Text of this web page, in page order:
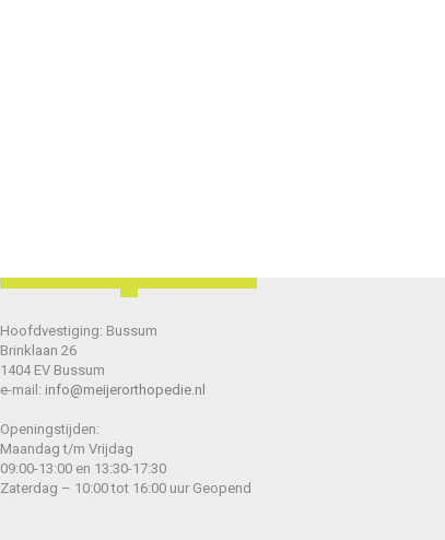
Hoofdvestiging: Bussum
Brinklaan 26
1404 EV Bussum
e-mail: info@meijerorthopedie.nl
Openingstijden:
Maandag t/m Vrijdag
09:00-13:00 en 13:30-17:30
Zaterdag – 10:00 tot 16:00 uur Geopend